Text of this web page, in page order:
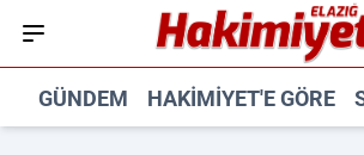
GÜNDEM HAKIMIYET'E GÖRE